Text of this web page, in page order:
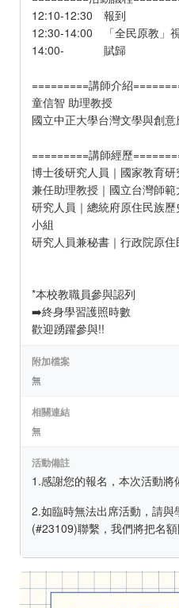
12:10-12:30 報到
12:30-14:00 「全民原教」
14:00- 賦歸
=========講師介紹
童信智 助理教授
國立中正大學台灣文學與創
=========講師經歷
博士後研究人員｜國家教育
兼任助理教授｜國立台灣師
研究人員｜總統府原住民族
小組
研究人員兼秘書｜行政院原
*本校教職員參與認列
➡️終身學習護照時數
歡迎踴躍參與!!
附加檔案
無
相關連結
無
活動備註
1.感謝您的報名，本次活動將
2.如臨時無法出席活動，請
(#23109)聯繫，我們將把名